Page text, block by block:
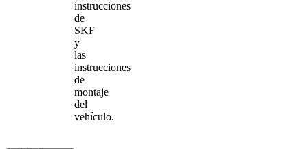
instrucciones
de
SKF
y
las
instrucciones
de
montaje
del
vehículo.